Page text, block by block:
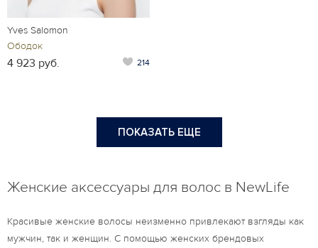
Yves Salomon
Ободок
4 923 руб. 214
ПОКАЗАТЬ ЕЩЕ
Женские аксессуары для волос в NewLife
Красивые женские волосы неизменно привлекают взгляды как
мужчин, так и женщин. С помощью женских брендовых